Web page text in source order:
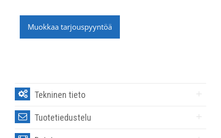
Muokkaa tarjouspyyntöä
Tekninen tieto
Tuotetiedustelu